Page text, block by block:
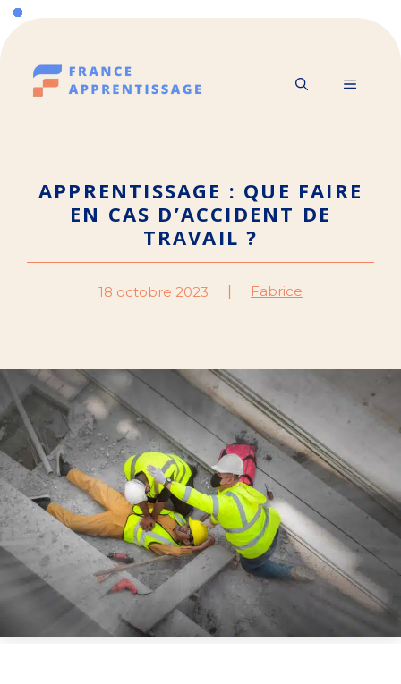
Aller
au
contenu
MENU
APPRENTISSAGE : QUE FAIRE
EN CAS D’ACCIDENT DE
TRAVAIL ?
18 octobre 2023 Fabrice